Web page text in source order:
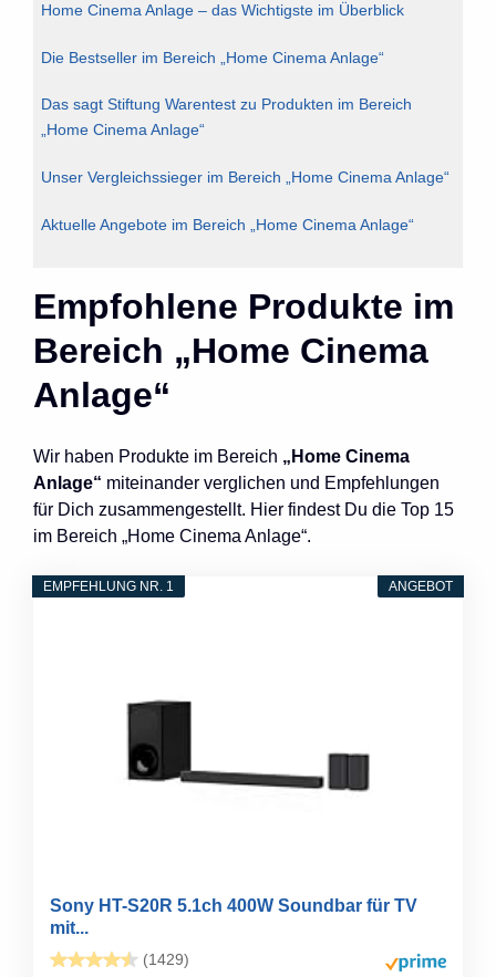
Home Cinema Anlage – das Wichtigste im Überblick
Die Bestseller im Bereich „Home Cinema Anlage“
Das sagt Stiftung Warentest zu Produkten im Bereich
„Home Cinema Anlage“
Unser Vergleichssieger im Bereich „Home Cinema Anlage“
Aktuelle Angebote im Bereich „Home Cinema Anlage“
Empfohlene Produkte im
Bereich „Home Cinema
Anlage“
Wir haben Produkte im Bereich „Home Cinema
Anlage“ miteinander verglichen und Empfehlungen
für Dich zusammengestellt. Hier findest Du die Top 15
im Bereich „Home Cinema Anlage“.
ANGEBOT
EMPFEHLUNG NR. 1
Sony HT-S20R 5.1ch 400W Soundbar für TV
mit...
(1429)